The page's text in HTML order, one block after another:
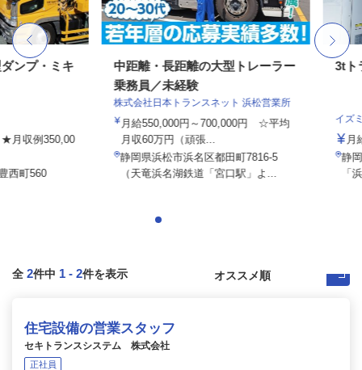
・ミキ
例350,00
560
中距離・長距離の大型トレーラー
乗務員／未経験
株式会社日本トランスネット 浜松営業所
月給550,000円～700,000円 ☆平均
月収60万円（頑張...
静岡県浜松市浜名区都田町7816-5
（天竜浜名湖鉄道「宮口駅」よ...
3tトラ
イズミ物
月給
静岡県
「浜松
全 2件中 1 - 2件を表示
住宅設備の営業スタッフ
セキトランスシステム 株式会社
正社員